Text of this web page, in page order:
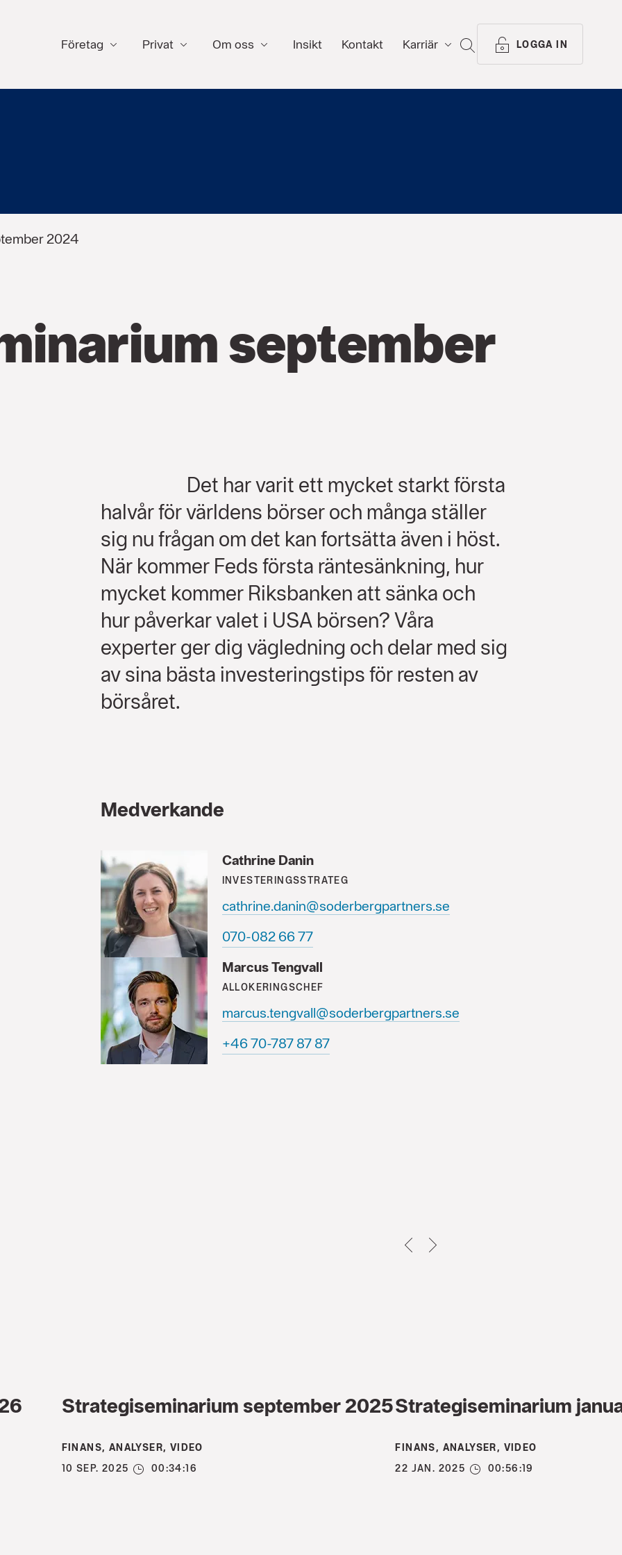
Företag Privat Om oss Insikt Kontakt Karriär SÖK LOGGA IN
2024
september
Det har varit ett mycket starkt första
halvår för världens börser och många ställer
sig nu frågan om det kan fortsätta även i höst.
När kommer Feds första räntesänkning, hur
mycket kommer Riksbanken att sänka och
hur påverkar valet i USA börsen? Våra
experter ger dig vägledning och delar med sig
av sina bästa investeringstips för resten av
börsåret.
Medverkande
Cathrine Danin
INVESTERINGSSTRATEG
cathrine.danin@soderbergpartners.se
77 66 280-070
Marcus Tengvall
ALLOKERINGSCHEF
marcus.tengvall@soderbergpartners.se
78 78 787-07 64+
TILLBAKA
Strategiseminarium september 2025
FINANS, ANALYSER, VIDEO
10 SEP. 2025
00:34:16
Strategiseminarium
FINANS, ANALYSER, VIDEO
22 JAN. 2025
00:56:19